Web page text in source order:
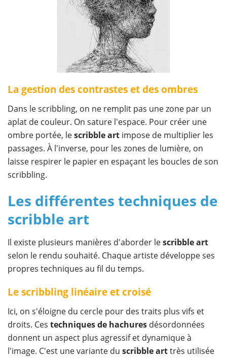
La gestion des contrastes et des ombres
Dans le scribbling, on ne remplit pas une zone par un
aplat de couleur. On sature l'espace. Pour créer une
ombre portée, lescribble art impose de multiplier les
passages. À l'inverse, pour les zones de lumière, on
laisse respirer le papier en espaçant les boucles de son
scribbling.
Les différentes techniques de
scribble art
Il existe plusieurs manières d'aborder lescribble art
selon le rendu souhaité. Chaque artiste développe ses
propres techniques au fil du temps.
Le scribbling linéaire et croisé
Ici, on s'éloigne du cercle pour des traits plus vifs et
droits. Ces techniques de hachures désordonnées
donnent un aspect plus agressif et dynamique à
l'image. C'est une variante du scribble arttrès utilisée